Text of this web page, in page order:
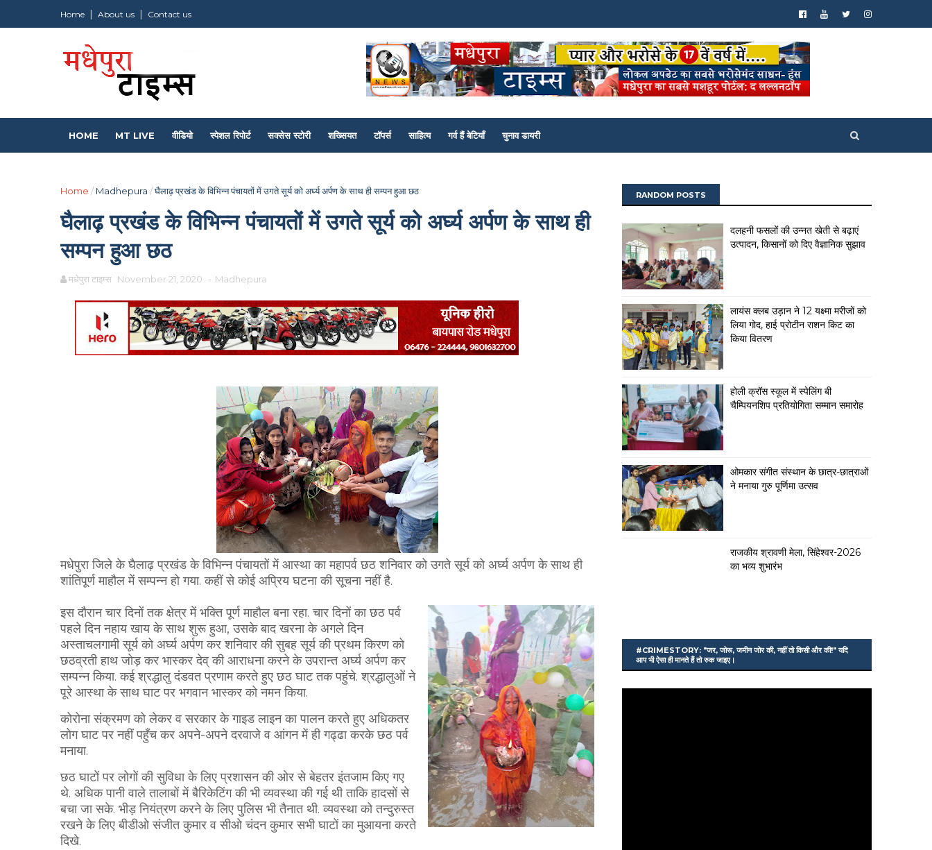
Home About us Contact us
HOME MT LIVE वीडियो स्पेशल रिपोर्ट सक्सेस स्टोरी शख्सियत टॉपर्स साहित्य गर्व हैं बेटियाँ चुनाव डायरी
Home / Madhepura /घैलाढ़ प्रखंड के विभिन्न पंचायतों में उगते सूर्य को अर्घ्य अर्पण के साथ ही सम्पन हुआ छठ
घैलाढ़ प्रखंड के विभिन्न पंचायतों में उगते सूर्य को अर्घ्य अर्पण के साथ ही
सम्पन हुआ छठ
मधेपुरा टाइम्स November 21, 2020 - Madhepura
मधेपुरा जिले के घैलाढ़ प्रखंड के विभिन्न पंचायतों में आस्था का महापर्व छठ शनिवार को उगते सूर्य को अर्घ्य अर्पण के साथ ही
शांतिपूर्ण माहौल में सम्पन्न हो गया. कहीं से कोई अप्रिय घटना की सूचना नहीं है.
इस दौरान चार दिनों तक क्षेत्र में भक्ति पूर्ण माहौल बना रहा. चार दिनों का छठ पर्व
पहले दिन नहाय खाय के साथ शुरू हुआ, उसके बाद खरना के अगले दिन
अस्ताचलगामी सूर्य को अर्घ्य अर्पण कर शनिवार की सुबह सूर्य की प्रथम किरण को
छठव्रती हाथ जोड़ कर भास्कर देव् की आराधना करने के उपरान्त अर्घ्य अर्पण कर
सम्पन्न किया. कई श्रद्धालु दंडवत प्रणाम करते हुए छठ घाट तक पहुंचे. श्रद्धालुओं ने
पूरे आस्था के साथ घाट पर भगवान भास्कर को नमन किया.
कोरोना संक्रमण को लेकर व सरकार के गाइड लाइन का पालन करते हुए अधिकतर
लोग घाट पर नहीं पहुँच कर अपने-अपने दरवाजे व आंगन में ही गढ्ढा करके छठ पर्व
मनाया.
छठ घाटों पर लोगों की सुविधा के लिए प्रशासन की ओर से बेहतर इंतजाम किए गए
थे. अधिक पानी वाले तालाबों में बैरिकेटिंग की भी व्यवस्था की गई थी ताकि हादसों से
बचा जा सके. भीड़ नियंत्रण करने के लिए पुलिस भी तैनात थी. व्यवस्था को तन्दुरुस्त
रखने के लिए बीडीओ संजीत कुमार व सीओ चंदन कुमार सभी घाटों का मुआयना करते
दिखे.
RANDOM POSTS
दलहनी फसलों की उन्नत खेती से बढ़ाएं
उत्पादन, किसानों को दिए वैज्ञानिक सुझाव
लायंस क्लब उड़ान ने 12 यक्ष्मा मरीजों को
लिया गोद, हाई प्रोटीन राशन किट का
किया वितरण
होली क्रॉस स्कूल में स्पेलिंग बी
चैम्पियनशिप प्रतियोगिता सम्मान समारोह
ओमकार संगीत संस्थान के छात्र-छात्राओं
ने मनाया गुरु पूर्णिमा उत्सव
राजकीय श्रावणी मेला, सिंहेश्वर-2026
का भव्य शुभारंभ
#CRIMESTORY: "जर, जोरू, जमीन जोर की, नहीं तो किसी और की!" यदि
आप भी ऐसा ही मानते हैं तो रुक जाइए।